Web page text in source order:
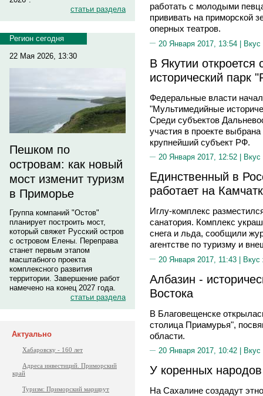
статьи раздела
Регион сегодня
22 Мая 2026, 13:30
Пешком по
островам: как новый
мост изменит туризм
в Приморье
Группа компаний "Остов"
планирует построить мост,
который свяжет Русский остров
с островом Елены. Переправа
станет первым этапом
масштабного проекта
комплексного развития
территории. Завершение работ
намечено на конец 2027 года.
статьи раздела
Актуально
Хабаровску - 160 лет
Адреса инвестиций. Приморский
край
Туризм: Приморский маршрут
работать с молодыми
прививать на приморской
оперных театров.
20 Января 2017, 13:54 | Вкус
В Якутии
исторический парк
Федеральные власти
"Мультимедийные
Среди субъектов
участия в проекте
крупнейший субъект РФ.
20 Января 2017, 12:52 | Вкус
Единственный в
работает на
Иглу-комплекс
санатория. Комплекс
снега и льда, сообщили
агентстве по туризму и
20 Января 2017, 11:43 | Вкус
Албазин -
Востока
В Благовещенске
столица Приамурья",
области.
20 Января 2017, 10:42 | Вкус
У коренных
На Сахалине создадут